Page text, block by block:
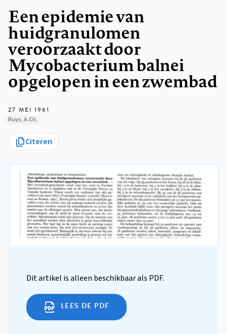
Een epidemie van
huidgranulomen
veroorzaakt door
Mycobacterium balnei
opgelopen in een zwembad
27 MEI 1961
Ruys, A.Ch.
Citeren
Dit artikel is alleen beschikbaar als PDF.
LEES DE PDF